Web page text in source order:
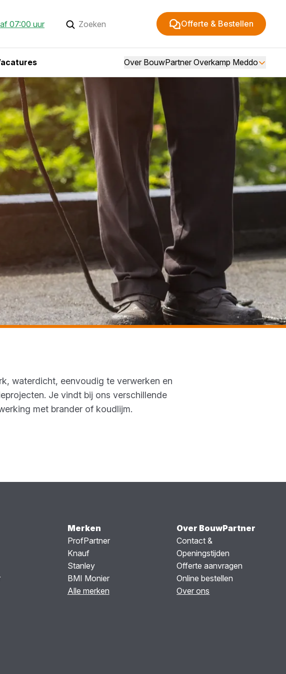
07:00 uur Offerte & Bestellen
Over BouwPartner Overkamp Meddo
waterdicht, eenvoudig te verwerken en
Je vindt bij ons verschillende
met brander of koudlijm.
Merken
ProfPartner
Knauf
Stanley
BMI Monier
Alle merken
Over BouwPartner
Contact &
Openingstijden
Offerte aanvragen
Online bestellen
Over ons